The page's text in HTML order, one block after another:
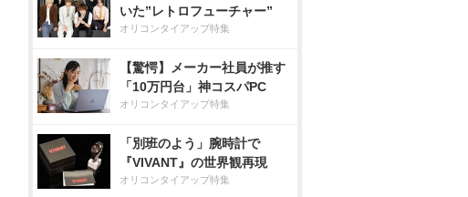
いた”レトロフューチャー”
オリコンタイアップ特集
【驚愕】メーカー社員が推す
「10万円台」神コスパPC
オリコンタイアップ特集
「別班のよう」腕時計で
『VIVANT』の世界観再現
オリコンタイアップ特集